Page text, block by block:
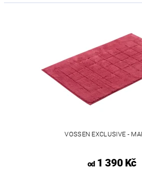
VOSSEN EXCLUSIVE -
od1 390 Kč